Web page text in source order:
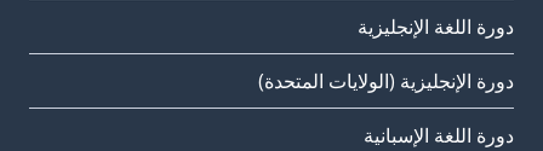
دورة اللغة الإنجليزية
دورة الإنجليزية (الولايات المتحدة)
دورة اللغة الإسبانية